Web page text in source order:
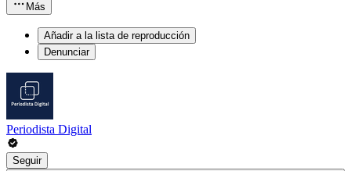
Más
Añadir a la lista de reproducción
Denunciar
Periodista Digital
Seguir